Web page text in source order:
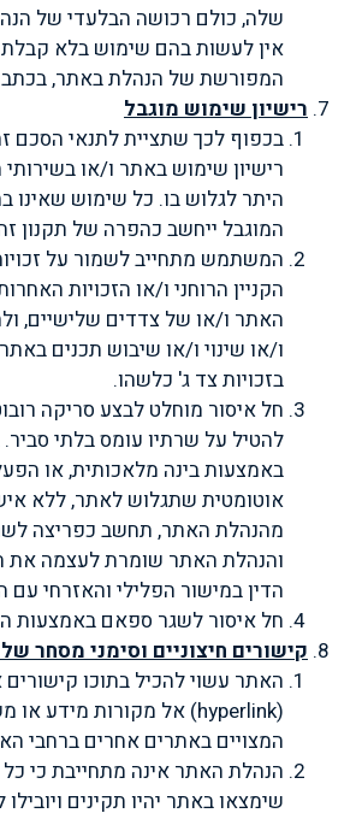
שלה, כולם רכושה הבלעדי של
אין לעשות בהם שימוש בלא
המפורשת של הנהלת באתר,
רישיון שימוש מוגבל
בכפוף לכך שתציית לתנאי הסכם
רישיון שימוש באתר ו/או
היתר לגלוש בו. כל שימוש שאינו
המוגבל ייחשב כהפרה של תקנון
המשתמש מתחייב לשמור על
הקניין הרוחני ו/או הזכויות
האתר ו/או של צדדים שלישיים,
ו/או שינוי ו/או שיבוש תכנים
בזכויות צד ג' כלשהו.
חל איסור מוחלט לבצע סריקה
להטיל על שרתיו עומס בלתי
באמצעות בינה מלאכותית, או
אוטומטית שתגלוש לאתר, ללא
מהנהלת האתר, תחשב כפריצה
והנהלת האתר שומרת לעצמה את
הדין במישור הפלילי והאזרחי
חל איסור לשגר ספאם באמצעות
קישורים חיצוניים וסימני מסחר
האתר עשוי להכיל בתוכו קישורים
(
hyperlink) אל מקורות מידע או
המצויים באתרים אחרים ברחבי
הנהלת האתר אינה מתחייבת כי
שימצאו באתר יהיו תקינים